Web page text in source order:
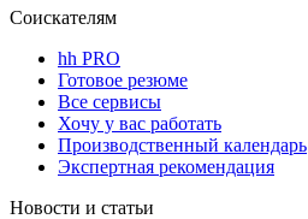
Соискателям
hh PRO
Готовое резюме
Все сервисы
Хочу у вас работать
Производственный календарь
Экспертная рекомендация
Новости и статьи